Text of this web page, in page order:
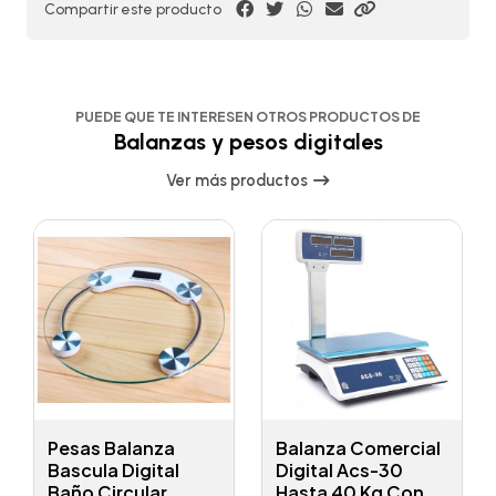
Compartir este producto
PUEDE QUE TE INTERESEN OTROS PRODUCTOS DE
Balanzas y pesos digitales
Ver más productos
Pesas Balanza
Bascula Digital
Balanza Comercial
Digital Acs-30